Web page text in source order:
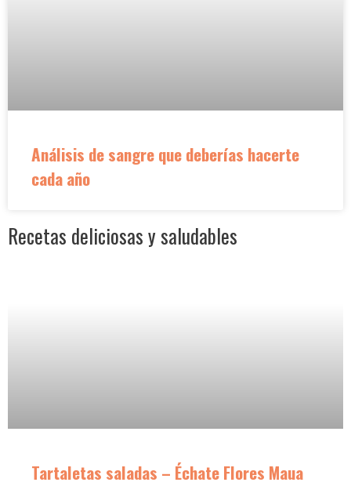
Análisis de sangre que deberías hacerte
cada año
Recetas deliciosas y saludables
Tartaletas saladas – Échate Flores Maua